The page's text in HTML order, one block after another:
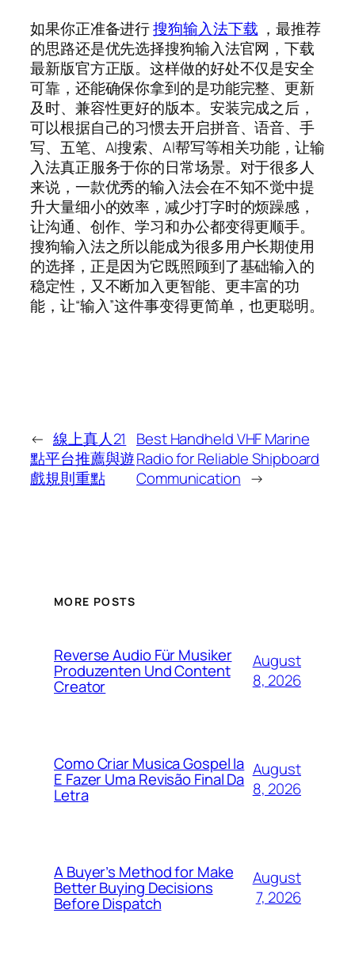
如果你正准备进行搜狗输入法下载 ，最推荐
的思路还是优先选择搜狗输入法官网，下载
最新版官方正版。这样做的好处不仅是安全
可靠，还能确保你拿到的是功能完整、更新
及时、兼容性更好的版本。安装完成之后，
可以根据自己的习惯去开启拼音、语音、手
写、五笔、AI搜索、AI帮写等相关功能，让输
入法真正服务于你的日常场景。对于很多人
来说，一款优秀的输入法会在不知不觉中提
升大量细小的效率，减少打字时的烦躁感，
让沟通、创作、学习和办公都变得更顺手。
搜狗输入法之所以能成为很多用户长期使用
的选择，正是因为它既照顾到了基础输入的
稳定性，又不断加入更智能、更丰富的功
能，让“输入”这件事变得更简单，也更聪明。
← 線上真人21
點平台推薦與遊
戲規則重點
Best Handheld VHF Marine
Radio for Reliable Shipboard
Communication →
MORE POSTS
Reverse Audio Für Musiker
Produzenten Und Content
Creator
August
8, 2026
Como Criar Musica Gospel Ia
E Fazer Uma Revisão Final Da
Letra
August
8, 2026
A Buyer’s Method for Make
Better Buying Decisions
Before Dispatch
August
7, 2026